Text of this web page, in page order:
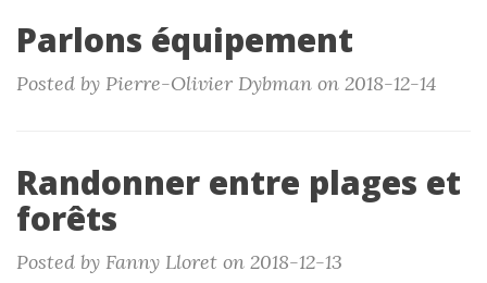
Parlons équipement
Posted by Pierre-Olivier Dybman on 2018-12-14
Randonner entre plages et
forêts
Posted by Fanny Lloret on 2018-12-13